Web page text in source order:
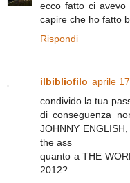
ecco fatto ci
capire che ho fatto
Rispondi
ilbibliofilo aprile
condivido la tua
di conseguenza
JOHNNY
the ass
quanto a THE
2012?